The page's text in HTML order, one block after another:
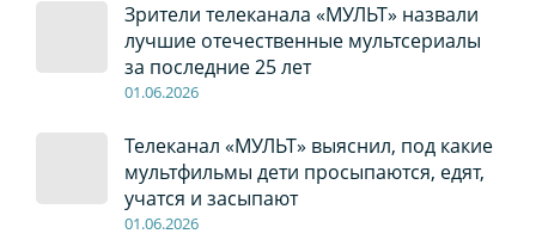
Зрители телеканала «МУЛЬТ» назвали
лучшие отечественные мультсериалы
за последние 25 лет
01.06.2026
Телеканал «МУЛЬТ» выяснил, под какие
мультфильмы дети просыпаются, едят,
учатся и засыпают
01.06.2026